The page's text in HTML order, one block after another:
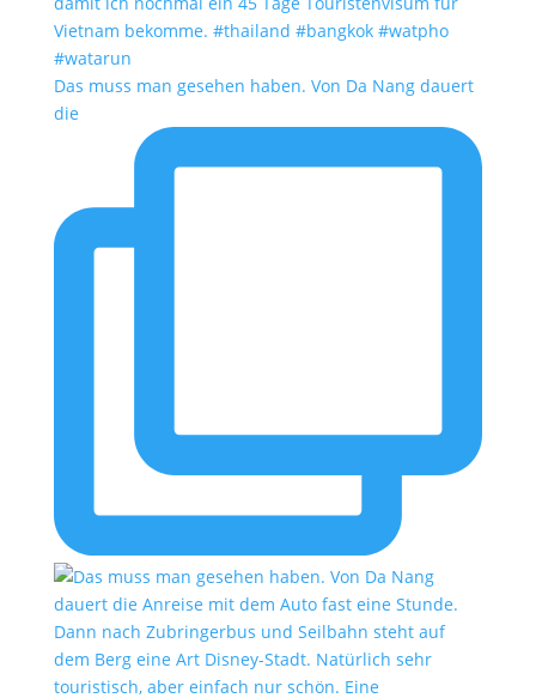
Das muss man gesehen haben. Von Da Nang dauert
die